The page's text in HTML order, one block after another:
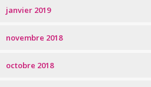
janvier 2019
novembre 2018
octobre 2018